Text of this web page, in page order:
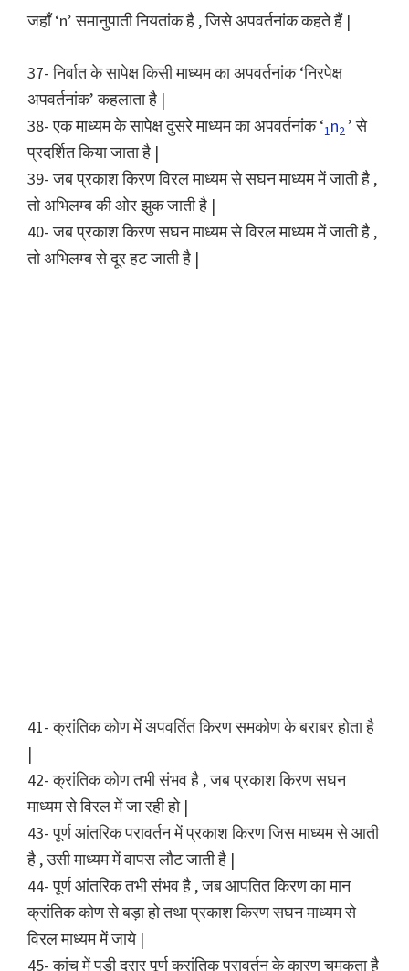
जहाँ ‘n’ समानुपाती नियतांक है , जिसे अपवर्तनांक कहते हैं |
37- निर्वात के सापेक्ष किसी माध्यम का अपवर्तनांक ‘निरपेक्ष
अपवर्तनांक’ कहलाता है |
38- एक माध्यम के सापेक्ष दुसरे माध्यम का अपवर्तनांक ‘​1n2​’ से
प्रदर्शित किया जाता है |
39- जब प्रकाश किरण विरल माध्यम से सघन माध्यम में जाती है ,
तो अभिलम्ब की ओर झुक जाती है |
40- जब प्रकाश किरण सघन माध्यम से विरल माध्यम में जाती है ,
तो अभिलम्ब से दूर हट जाती है |
41- क्रांतिक कोण में अपवर्तित किरण समकोण के बराबर होता है
|
42- क्रांतिक कोण तभी संभव है , जब प्रकाश किरण सघन
माध्यम से विरल में जा रही हो |
43- पूर्ण आंतरिक परावर्तन में प्रकाश किरण जिस माध्यम से आती
है , उसी माध्यम में वापस लौट जाती है |
44- पूर्ण आंतरिक तभी संभव है , जब आपतित किरण का मान
क्रांतिक कोण से बड़ा हो तथा प्रकाश किरण सघन माध्यम से
विरल माध्यम में जाये |
45- कांच में पड़ी दरार पूर्ण क्रांतिक परावर्तन के कारण चमकता है